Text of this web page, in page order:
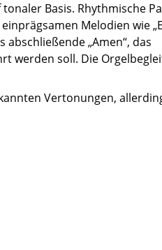
Basis. Rhythmische
Melodien wie
„Amen“, das
werden soll. Die
Vertonungen,